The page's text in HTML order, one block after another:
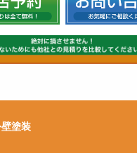
塗装